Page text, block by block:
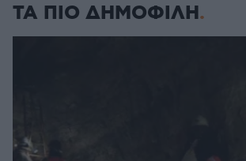
ΤΑ ΠΙΟ ΔΗΜΟΦΙΛΗ